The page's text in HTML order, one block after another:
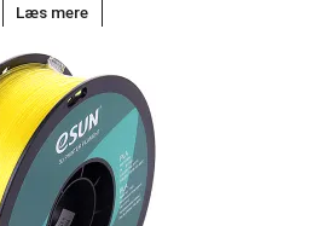
Læs mere